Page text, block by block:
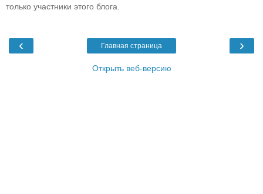
только участники этого блога.
‹ ›
Главная страница
Открыть веб-версию